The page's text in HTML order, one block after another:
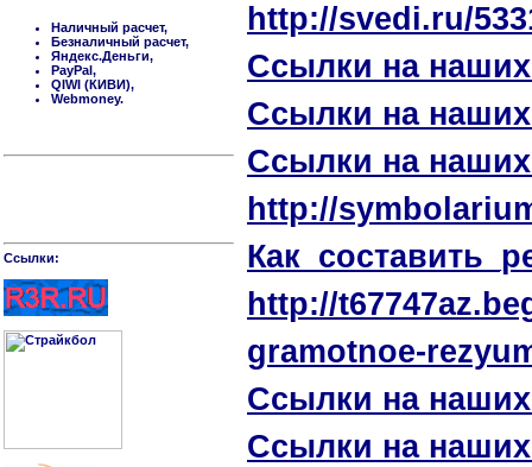
Наличный расчет,
Безналичный расчет,
Яндекс.Деньги,
PayPal,
QIWI (КИВИ),
Webmoney.
Cсылки:
http://svedi.ru/
Ссылки на
Ссылки на
Ссылки на
http://
http://
gramotnoe-
Ссылки на
Ссылки на